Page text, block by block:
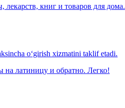
книг и товаров для дома.
o‘girish xizmatini taklif etadi.
на латиницу и обратно. Легко!